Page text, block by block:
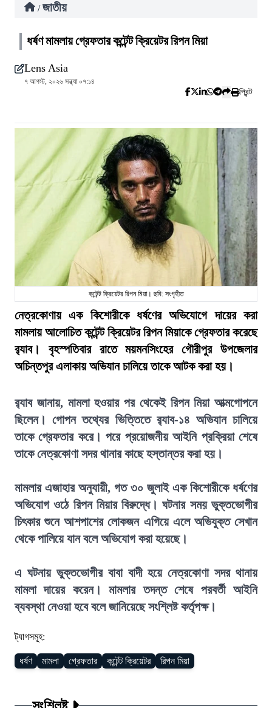
/ জাতীয়
ধর্ষণ মামলায় গ্রেফতার কন্টেন্ট ক্রিয়েটর রিপন মিয়া
Lens Asia
৭ আগস্ট, ২০২৬ সন্ধ্যা ০৭:১৪
প্রিন্ট
কন্টেন্ট ক্রিয়েটর রিপন মিয়া। ছবি: সংগৃহীত
নেত্রকোণায় এক কিশোরীকে ধর্ষণের অভিযোগে দায়ের করা
মামলায় আলোচিত কন্টেন্ট ক্রিয়েটর রিপন মিয়াকে গ্রেফতার করেছে
র‍্যাব। বৃহস্পতিবার রাতে ময়মনসিংহের গৌরীপুর উপজেলার
অচিন্তপুর এলাকায় অভিযান চালিয়ে তাকে আটক করা হয়।
র‍্যাব জানায়, মামলা হওয়ার পর থেকেই রিপন মিয়া আত্মগোপনে
ছিলেন। গোপন তথ্যের ভিত্তিতে র‍্যাব-১৪ অভিযান চালিয়ে
তাকে গ্রেফতার করে। পরে প্রয়োজনীয় আইনি প্রক্রিয়া শেষে
তাকে নেত্রকোণা সদর থানার কাছে হস্তান্তর করা হয়।
মামলার এজাহার অনুযায়ী, গত ৩০ জুলাই এক কিশোরীকে ধর্ষণের
অভিযোগ ওঠে রিপন মিয়ার বিরুদ্ধে। ঘটনার সময় ভুক্তভোগীর
চিৎকার শুনে আশপাশের লোকজন এগিয়ে এলে অভিযুক্ত সেখান
থেকে পালিয়ে যান বলে অভিযোগ করা হয়েছে।
এ ঘটনায় ভুক্তভোগীর বাবা বাদী হয়ে নেত্রকোণা সদর থানায়
মামলা দায়ের করেন। মামলার তদন্ত শেষে পরবর্তী আইনি
ব্যবস্থা নেওয়া হবে বলে জানিয়েছে সংশ্লিষ্ট কর্তৃপক্ষ।
ট্যাগসমূহ:
ধর্ষণ মামলা গ্রেফতার কন্টেন্ট ক্রিয়েটর রিপন মিয়া